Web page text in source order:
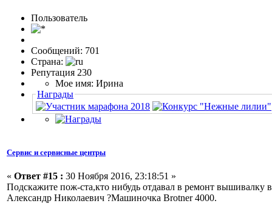
Пользовaтeль
Сообщений: 701
Страна:
Репутация 230
Мое имя: Ирина
Награды
Сервис и сервисные центры
« Ответ #15 : 30 Ноября 2016, 23:18:51 »
Подскажите пож-ста,кто нибудь отдавал в ремонт
Александр Николаевич ?Машиночка Brotner 4000.